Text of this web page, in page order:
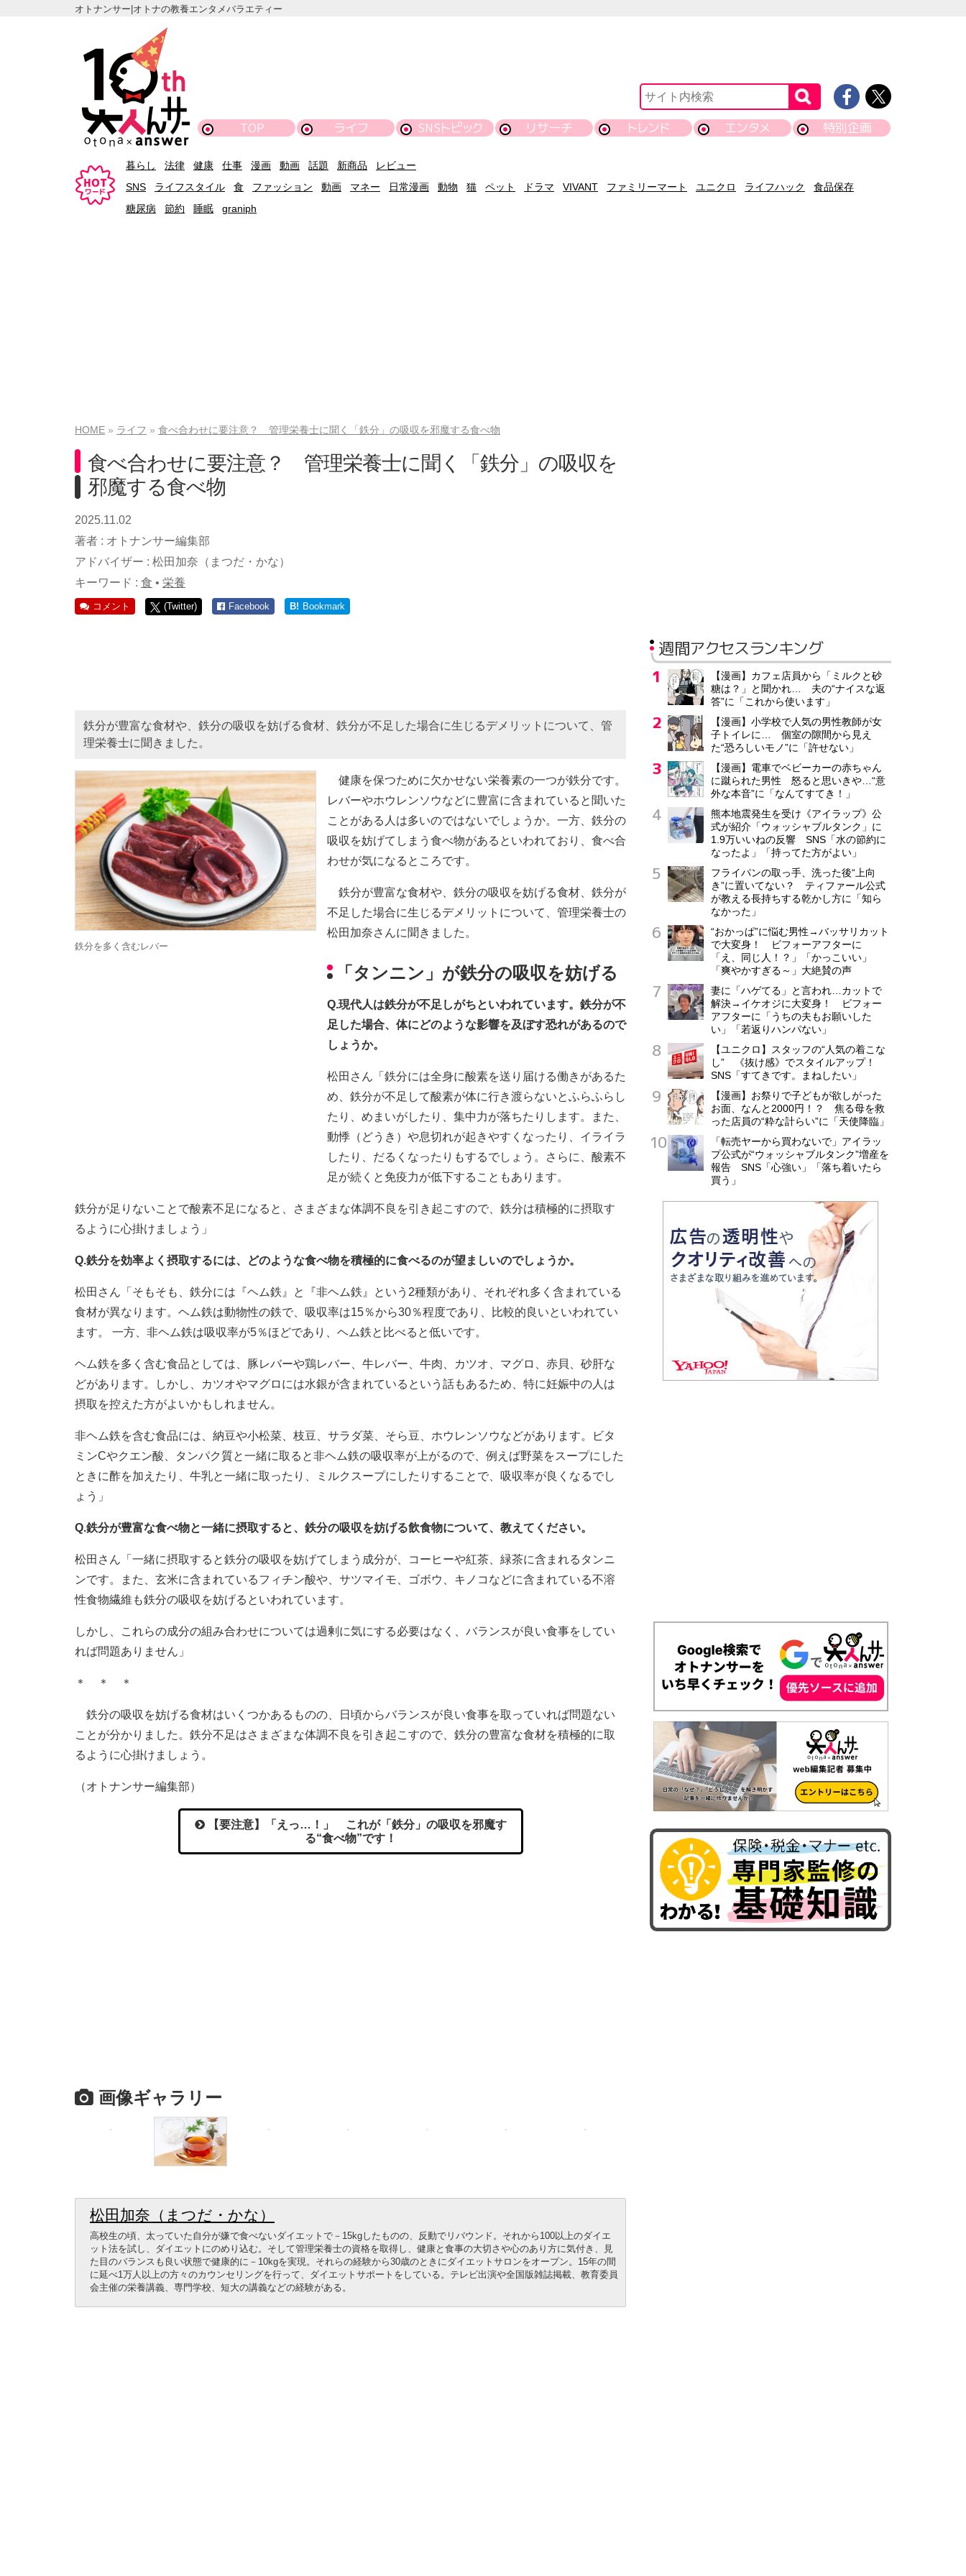
オトナンサー|オトナの教養エンタメバラエティー
TOP ライフ SNSトピック リサーチ トレンド エンタメ 特別企画
暮らし 法律 健康 仕事 漫画 動画 話題 新商品
レビュー
SNS
ライフスタイル 食 ファッション 動画 マネー 日常漫画 動物 猫 ペット ドラマ VIVANT ファミリーマート ユニクロ ライフハック
食品保存
糖尿病
節約 睡眠 graniph
HOME ライフ 食べ合わせに要注意？ 管理栄養士に聞く「鉄分」の吸収を邪魔する食べ物
食べ合わせに要注意？ 管理栄養士に聞く「鉄分」の吸収を
邪魔する食べ物
2025.11.02
著者 : オトナンサー編集部
アドバイザー : 松田加奈（まつだ・かな）
キーワード : 食 • 栄養
コメント (Twitter) Facebook B! Bookmark
鉄分が豊富な食材や、鉄分の吸収を妨げる食材、鉄分が不足した場合に生じるデメリットについて、管
理栄養士に聞きました。
鉄分を多く含むレバー
健康を保つために欠かせない栄養素の一つが鉄分です。
レバーやホウレンソウなどに豊富に含まれていると聞いた
ことがある人は多いのではないでしょうか。一方、鉄分の
吸収を妨げてしまう食べ物があるといわれており、食べ合
わせが気になるところです。
鉄分が豊富な食材や、鉄分の吸収を妨げる食材、鉄分が
不足した場合に生じるデメリットについて、管理栄養士の
松田加奈さんに聞きました。
「タンニン」が鉄分の吸収を妨げる
Q.現代人は鉄分が不足しがちといわれています。鉄分が不
足した場合、体にどのような影響を及ぼす恐れがあるので
しょうか。
松田さん「鉄分には全身に酸素を送り届ける働きがあるた
め、鉄分が不足して酸素が体に行き渡らないとふらふらし
たり、めまいがしたり、集中力が落ちたりします。また、
動悸（どうき）や息切れが起きやすくなったり、イライラ
したり、だるくなったりもするでしょう。さらに、酸素不
足が続くと免疫力が低下することもあります。
鉄分が足りないことで酸素不足になると、さまざまな体調不良を引き起こすので、鉄分は積極的に摂取す
るように心掛けましょう」
Q.鉄分を効率よく摂取するには、どのような食べ物を積極的に食べるのが望ましいのでしょうか。
松田さん「そもそも、鉄分には『ヘム鉄』と『非ヘム鉄』という2種類があり、それぞれ多く含まれている
食材が異なります。ヘム鉄は動物性の鉄で、吸収率は15％から30％程度であり、比較的良いといわれてい
ます。 一方、非ヘム鉄は吸収率が5％ほどであり、ヘム鉄と比べると低いです。
ヘム鉄を多く含む食品としては、豚レバーや鶏レバー、牛レバー、牛肉、カツオ、マグロ、赤貝、砂肝な
どがあります。しかし、カツオやマグロには水銀が含まれているという話もあるため、特に妊娠中の人は
摂取を控えた方がよいかもしれません。
非ヘム鉄を含む食品には、納豆や小松菜、枝豆、サラダ菜、そら豆、ホウレンソウなどがあります。ビタ
ミンCやクエン酸、タンパク質と一緒に取ると非ヘム鉄の吸収率が上がるので、例えば野菜をスープにした
ときに酢を加えたり、牛乳と一緒に取ったり、ミルクスープにしたりすることで、吸収率が良くなるでし
ょう」
Q.鉄分が豊富な食べ物と一緒に摂取すると、鉄分の吸収を妨げる飲食物について、教えてください。
松田さん「一緒に摂取すると鉄分の吸収を妨げてしまう成分が、コーヒーや紅茶、緑茶に含まれるタンニ
ンです。また、玄米に含まれているフィチン酸や、サツマイモ、ゴボウ、キノコなどに含まれている不溶
性食物繊維も鉄分の吸収を妨げるといわれています。
しかし、これらの成分の組み合わせについては過剰に気にする必要はなく、バランスが良い食事をしてい
れば問題ありません」
＊ ＊ ＊
鉄分の吸収を妨げる食材はいくつかあるものの、日頃からバランスが良い食事を取っていれば問題ない
ことが分かりました。鉄分不足はさまざまな体調不良を引き起こすので、鉄分の豊富な食材を積極的に取
るように心掛けましょう。
（オトナンサー編集部）
【要注意】「えっ…！」 これが「鉄分」の吸収を邪魔す
る“食べ物”です！
画像ギャラリー
松田加奈（まつだ・かな）
高校生の頃、太っていた自分が嫌で食べないダイエットで－15kgしたものの、反動でリバウンド。それから100以上のダイエ
ット法を試し、ダイエットにのめり込む。そして管理栄養士の資格を取得し、健康と食事の大切さや心のあり方に気付き、見
た目のバランスも良い状態で健康的に－10kgを実現。それらの経験から30歳のときにダイエットサロンをオープン。15年の間
に延べ1万人以上の方々のカウンセリングを行って、ダイエットサポートをしている。テレビ出演や全国版雑誌掲載、教育委員
会主催の栄養講義、専門学校、短大の講義などの経験がある。
週間アクセスランキング
【漫画】カフェ店員から「ミルクと砂
糖は？」と聞かれ… 夫の“ナイスな返
答”に「これから使います」
【漫画】小学校で人気の男性教師が女
子トイレに… 個室の隙間から見え
た“恐ろしいモノ”に「許せない」
【漫画】電車でベビーカーの赤ちゃん
に蹴られた男性 怒ると思いきや…“意
外な本音”に「なんてすてき！」
熊本地震発生を受け《アイラップ》公
式が紹介「ウォッシャブルタンク」に
1.9万いいねの反響 SNS「水の節約に
なったよ」「持ってた方がよい」
フライパンの取っ手、洗った後“上向
き”に置いてない？ ティファール公式
が教える長持ちする乾かし方に「知ら
なかった」
“おかっぱ”に悩む男性→バッサリカット
で大変身！ ビフォーアフターに
「え、同じ人！？」「かっこいい」
「爽やかすぎる～」大絶賛の声
妻に「ハゲてる」と言われ…カットで
解決→イケオジに大変身！ ビフォー
アフターに「うちの夫もお願いした
い」「若返りハンパない」
【ユニクロ】スタッフの“人気の着こな
し” 《抜け感》でスタイルアップ！
SNS「すてきです。まねしたい」
【漫画】お祭りで子どもが欲しがった
お面、なんと2000円！？ 焦る母を救
った店員の“粋な計らい”に「天使降臨」
「転売ヤーから買わないで」アイラッ
プ公式が“ウォッシャブルタンク”増産を
報告 SNS「心強い」「落ち着いたら
買う」